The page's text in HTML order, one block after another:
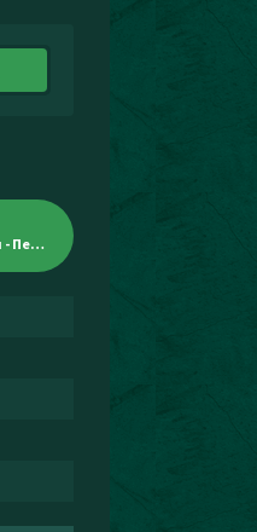
Антон Зацепин - Пепел